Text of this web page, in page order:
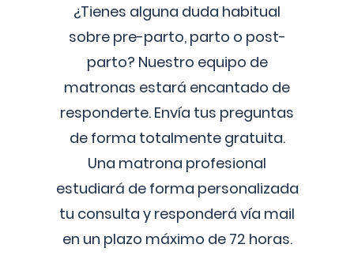
¿Tienes alguna duda habitual
sobre pre-parto, parto o post-
parto? Nuestro equipo de
matronas estará encantado de
responderte. Envía tus preguntas
de forma totalmente gratuita.
Una matrona profesional
estudiará de forma personalizada
tu consulta y responderá vía mail
en un plazo máximo de 72 horas.